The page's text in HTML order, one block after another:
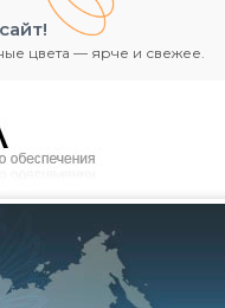
цвета — ярче и свежее.